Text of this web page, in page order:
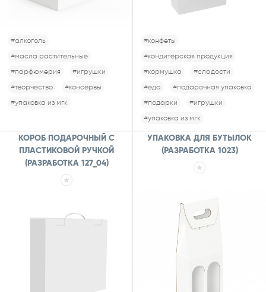
#алкоголь
#масла растительные
#парфюмерия
#игрушки
#творчество
#консервы
#упаковка из мгк
#конфеты
#кондитерская продукция
#кормушка
#сладости
#еда
#подарочная упаковка
#подарки
#игрушки
#упаковка из мгк
КОРОБ ПОДАРОЧНЫЙ С
ПЛАСТИКОВОЙ РУЧКОЙ
(РАЗРАБОТКА 127_04)
УПАКОВКА ДЛЯ БУТЫЛОК
(РАЗРАБОТКА 1023)